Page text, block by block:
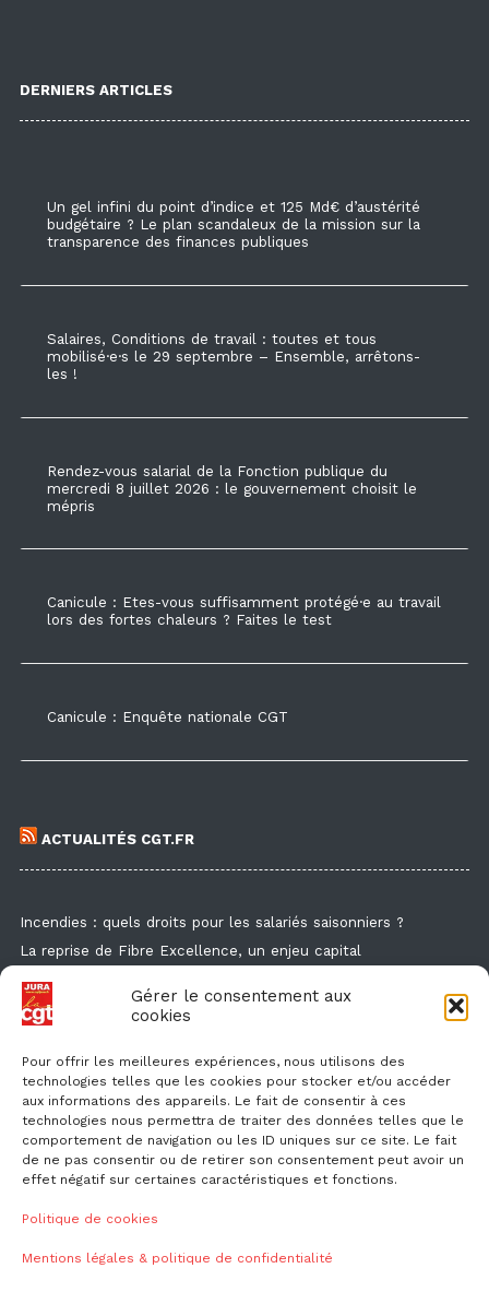
Gérer le consentement aux
cookies
Pour offrir les meilleures expériences, nous utilisons des
technologies telles que les cookies pour stocker et/ou accéder
aux informations des appareils. Le fait de consentir à ces
technologies nous permettra de traiter des données telles que le
comportement de navigation ou les ID uniques sur ce site. Le fait
de ne pas consentir ou de retirer son consentement peut avoir un
effet négatif sur certaines caractéristiques et fonctions.
Politique de cookies
Mentions légales & politique de confidentialité
DERNIERS ARTICLES
Un gel infini du point d’indice et 125 Md€ d’austérité
budgétaire ? Le plan scandaleux de la mission sur la
transparence des finances publiques
Salaires, Conditions de travail : toutes et tous
mobilisé·e·s le 29 septembre – Ensemble, arrêtons-
les !
Rendez-vous salarial de la Fonction publique du
mercredi 8 juillet 2026 : le gouvernement choisit le
mépris
Canicule : Etes-vous suffisamment protégé·e au travail
lors des fortes chaleurs ? Faites le test
Canicule : Enquête nationale CGT
ACTUALITÉS CGT.FR
Incendies : quels droits pour les salariés saisonniers ?
La reprise de Fibre Excellence, un enjeu capital
Guide de la formation syndicale
Formation syndicale : les affiches